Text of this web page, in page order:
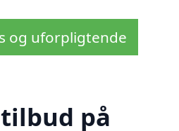
og uforpligtende
på